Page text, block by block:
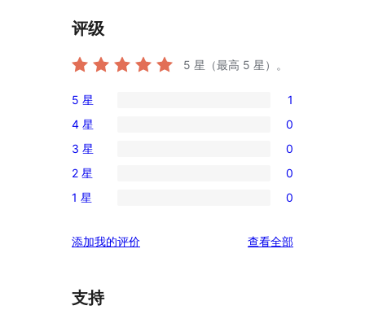
评级
5 星（最高 5 星）。
1
条
5
星
评
5 星 1
0
条
4
星
价
4 星 0
0
条
3
评
3 星 0
0
条
星
价
2 星 0
0
1
评
1 星 0
添加我的评价 查看全部评
支持